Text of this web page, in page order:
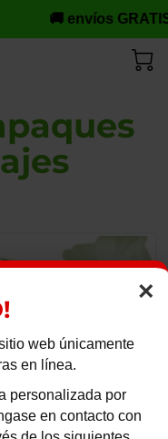
×
web únicamente
en línea.
personalizada por
en contacto con
🚚 envíos